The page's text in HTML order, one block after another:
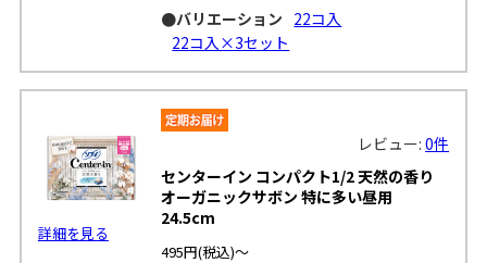
●バリエーション 22コ入
22コ入×3セット
詳細を見る
レビュー:0件
センターイン コンパクト1/2 天然の香り
オーガニックサボン 特に多い昼用
24.5cm
495円(税込)～